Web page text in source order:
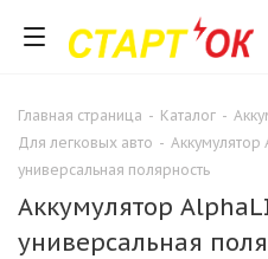
Главная страница - Каталог -
Для легковых авто - Аккумулятор
универсальная полярность
Аккумулятор
универсальная